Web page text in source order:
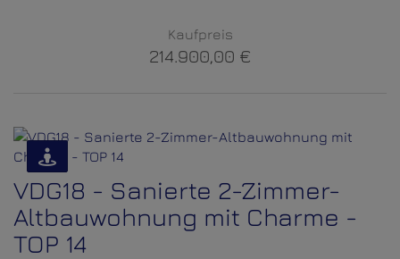
Kaufpreis
214.900,00 €
VDG18 - Sanierte 2-Zimmer-
Altbauwohnung mit Charme -
TOP 14